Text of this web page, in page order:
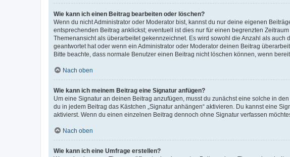
Wie kann ich einen Beitrag bearbeiten oder löschen?
Wenn du nicht Administrator oder Moderator bist, kannst du nur deine eigenen
entsprechenden Beitrag anklickst; eventuell ist dies nur für einen begrenzten
Themenansicht als überarbeitet gekennzeichnet. Es wird sowohl die Anzahl als
geantwortet hat oder wenn ein Administrator oder Moderator deinen Beitrag
Bitte beachte, dass normale Benutzer einen Beitrag nicht löschen können, wenn
Nach oben
Wie kann ich meinem Beitrag eine Signatur anfügen?
Um eine Signatur an deinen Beitrag anzufügen, musst du zunächst eine solche in
du in jedem Beitrag das Kästchen „Signatur anhängen“ aktivieren. Du kannst eine
aktivierst. Wenn du einen einzelnen Beitrag dennoch ohne Signatur verfassen
Nach oben
Wie kann ich eine Umfrage erstellen?